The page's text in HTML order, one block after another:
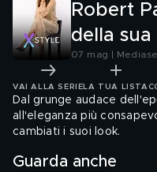
Robert
della
07 mag |
VAI ALLA SERIE LA TUA LISTA
Dal grunge audace
all'eleganza più
cambiati i suoi look.
Guarda anche